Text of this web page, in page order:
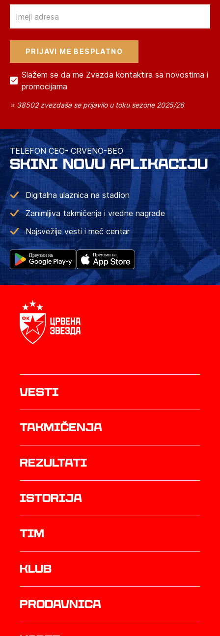
Slažem se da me Zvezda kontaktira sa novostima i
promocijama
⭐ 38502 zvezdaša se prijavilo u toku sezone 2025/26
TELEFON CEO- CRVENO-BEO
SKINI NOVU APLIKACIJU
Digitalna ulaznica na stadion
Zanimljiva takmičenja i vredne nagrade
Najsvežije vesti i meč centar
Vesti
Takmičenja
rezultati
istorija
TIM
Klub
prodavnica